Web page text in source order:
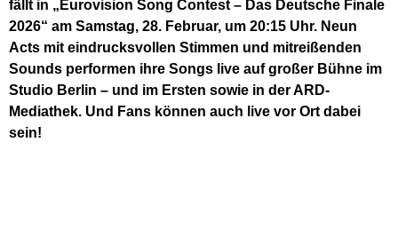
fällt in „Eurovision Song Contest – Das Deutsche Finale
2026“ am Samstag, 28. Februar, um 20:15 Uhr. Neun
Acts mit eindrucksvollen Stimmen und mitreißenden
Sounds performen ihre Songs live auf großer Bühne im
Studio Berlin – und im Ersten sowie in der ARD-
Mediathek. Und Fans können auch live vor Ort dabei
sein!